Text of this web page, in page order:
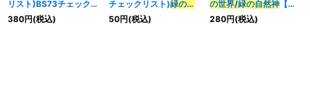
リスト)BS73チェックリ
スト3【-】{BS73-5/6}
《無》
380円(税込)
チェックリスト)緑の世
界/緑の自然神
{BS53-TX03a/BS53-
50円(税込)
の世界/緑の自然神【転
醒X】{BS53-
TX03a/BS53-TX03b}
280円(税込)